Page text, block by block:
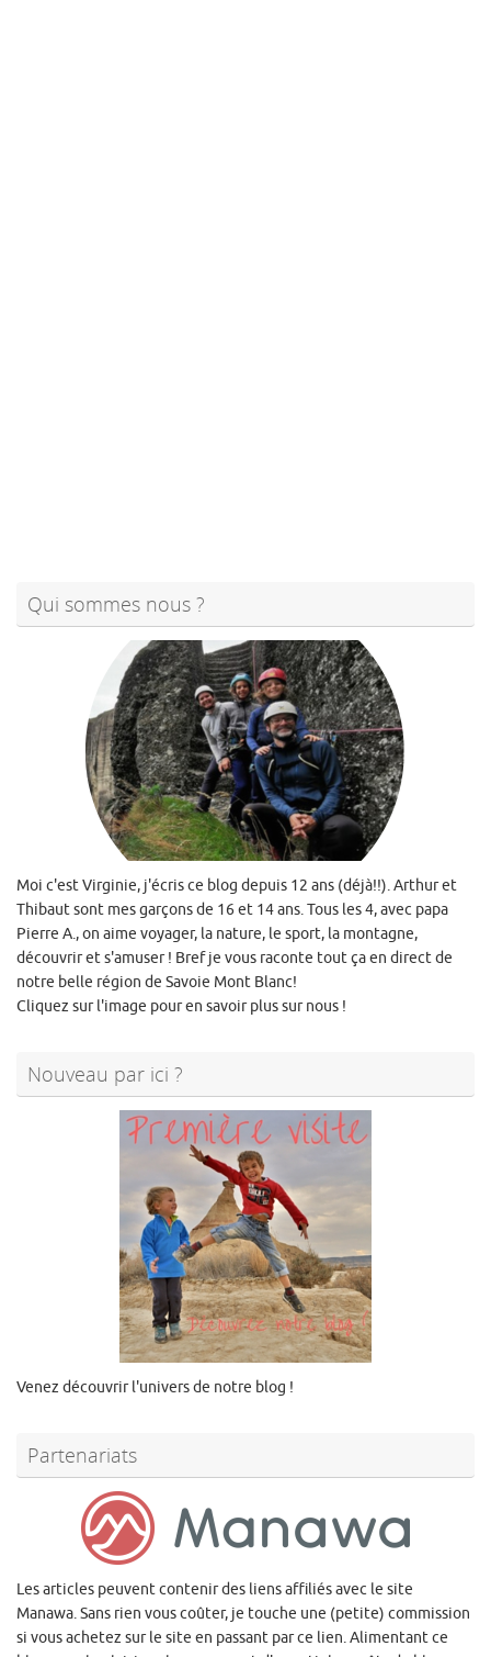
Qui sommes nous ?
Moi c'est Virginie, j'écris ce blog depuis 12 ans (déjà!!). Arthur et
Thibaut sont mes garçons de 16 et 14 ans. Tous les 4, avec papa
Pierre A., on aime voyager, la nature, le sport, la montagne,
découvrir et s'amuser ! Bref je vous raconte tout ça en direct de
notre belle région de Savoie Mont Blanc!
Cliquez sur l'image pour en savoir plus sur nous !
Nouveau par ici ?
Venez découvrir l'univers de notre blog !
Partenariats
Les articles peuvent contenir des liens affiliés avec le site
Manawa. Sans rien vous coûter, je touche une (petite) commission
si vous achetez sur le site en passant par ce lien. Alimentant ce